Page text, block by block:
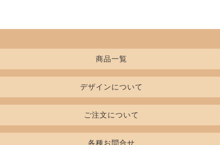
商品一覧
Tシャツ
ポロシャツ
デザインについて
書体一覧
インクカラー
ご注文について
初めての方
各種お問合せ